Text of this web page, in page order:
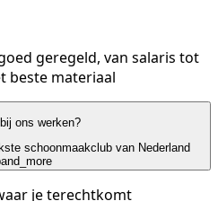
geregeld, van salaris tot
beste materiaal
ons werken?
schoonmaakclub van Nederland
je terechtkomt